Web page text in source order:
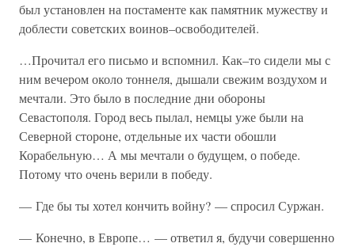
был установлен на постаменте как памятник мужеству и
доблести советских воинов–освободителей.
…Прочитал его письмо и вспомнил. Как–то сидели мы с
ним вечером около тоннеля, дышали свежим воздухом и
мечтали. Это было в последние дни обороны
Севастополя. Город весь пылал, немцы уже были на
Северной стороне, отдельные их части обошли
Корабельную… А мы мечтали о будущем, о победе.
Потому что очень верили в победу.
— Где бы ты хотел кончить войну? — спросил Суржан.
— Конечно, в Европе… — ответил я, будучи совершенно